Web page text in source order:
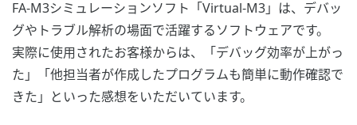
FA-M3シミュレーションソフト「Virtual-M3」は、デバッ
グやトラブル解析の場面で活躍するソフトウェアです。
実際に使用されたお客様からは、「デバッグ効率が上がっ
た」「他担当者が作成したプログラムも簡単に動作確認で
きた」といった感想をいただいています。